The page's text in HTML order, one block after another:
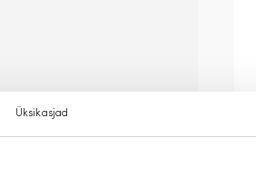
Üksikasjad